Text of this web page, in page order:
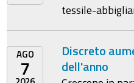
tessile-
AGO
7
Discreto
dell'anno